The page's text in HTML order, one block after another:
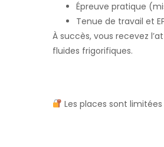
Épreuve pratique
Tenue de travail et
À succès, vous recevez
fluides frigorifiques.
Les places sont